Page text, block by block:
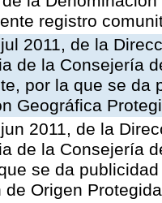
registro
2011, de la
de la Consejería
por la que se
Geográfica
2011, de la
de la Consejería
se da
de Origen